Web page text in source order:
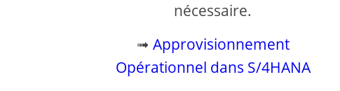
nécessaire.
➟ Approvisionnement
Opérationnel dans S/4HANA